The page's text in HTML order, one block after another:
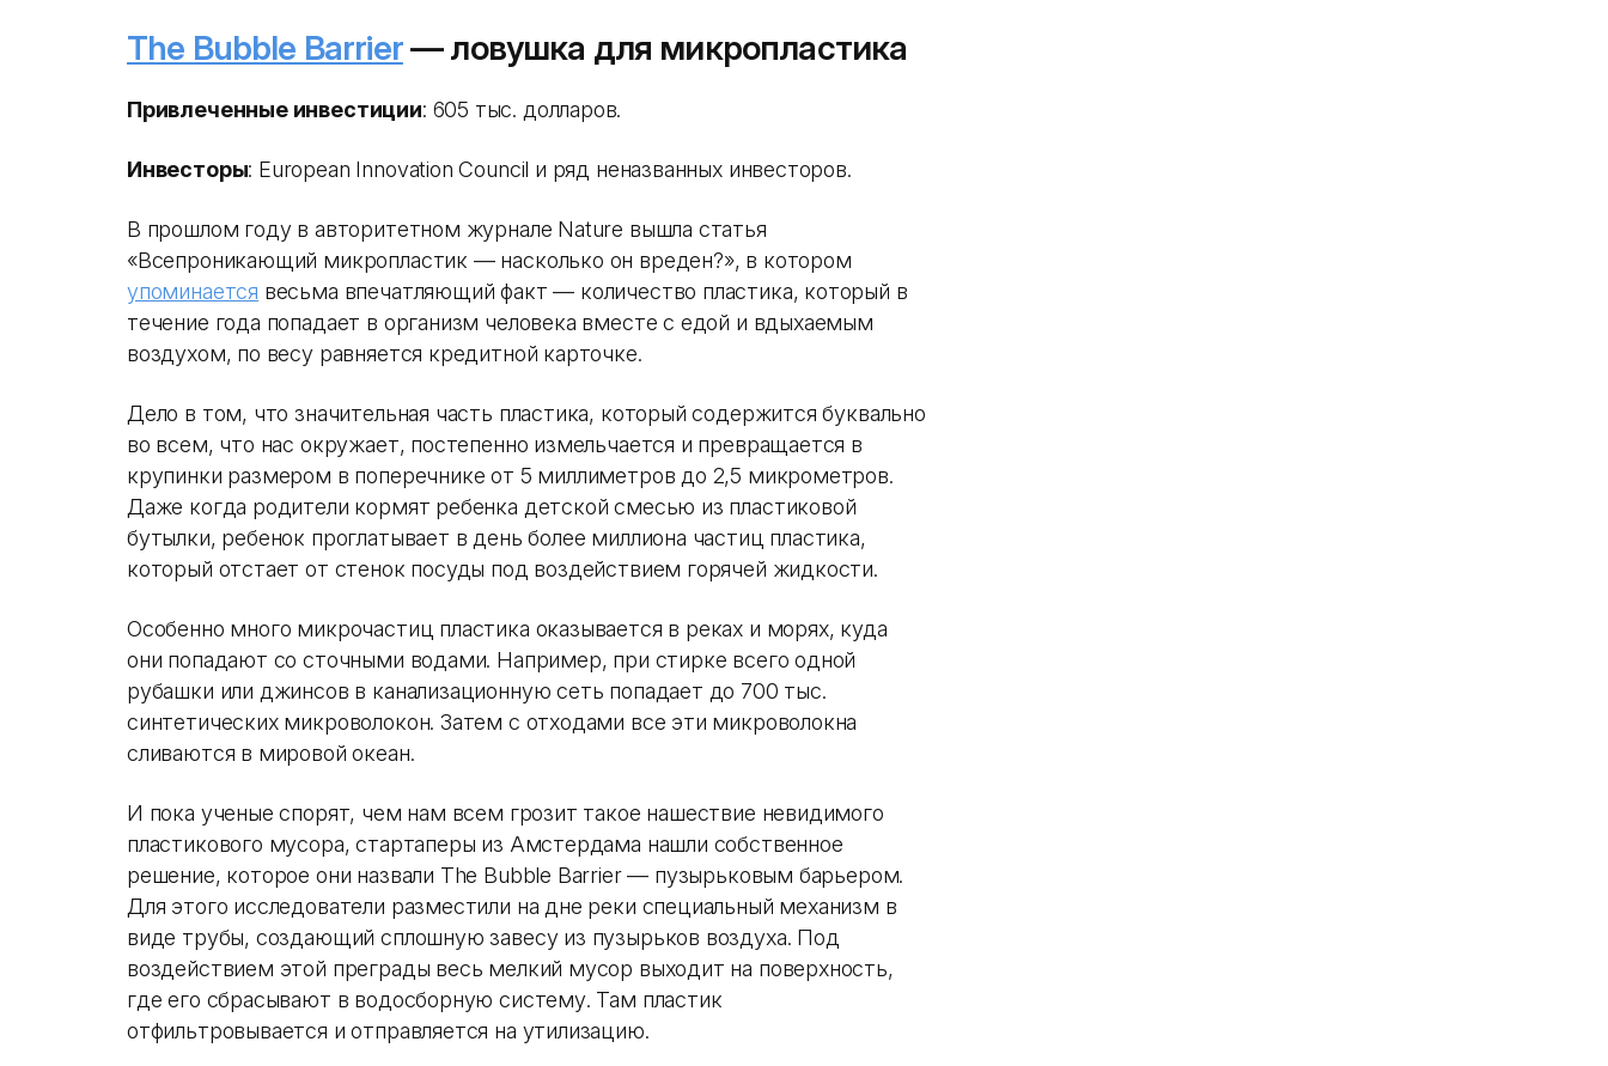
The Bubble Barrier— ловушка для микропластика
Привлеченные инвестиции: 605 тыс. долларов.
Инвесторы: European Innovation Council и ряд неназванных инвесторов.
В прошлом году в авторитетном журнале Nature вышла статья
«Всепроникающий микропластик — насколько он вреден?», в котором
упоминается весьма впечатляющий факт — количество пластика, который в
течение года попадает в организм человека вместе с едой и вдыхаемым
воздухом, по весу равняется кредитной карточке.
Дело в том, что значительная часть пластика, который содержится буквально
во всем, что нас окружает, постепенно измельчается и превращается в
крупинки размером в поперечнике от 5 миллиметров до 2,5 микрометров.
Даже когда родители кормят ребенка детской смесью из пластиковой
бутылки, ребенок проглатывает в день более миллиона частиц пластика,
который отстает от стенок посуды под воздействием горячей жидкости.
Особенно много микрочастиц пластика оказывается в реках и морях, куда
они попадают со сточными водами. Например, при стирке всего одной
рубашки или джинсов в канализационную сеть попадает до 700 тыс.
синтетических микроволокон. Затем с отходами все эти микроволокна
сливаются в мировой океан.
И пока ученые спорят, чем нам всем грозит такое нашествие невидимого
пластикового мусора, стартаперы из Амстердама нашли собственное
решение, которое они назвали The Bubble Barrier — пузырьковым барьером.
Для этого исследователи разместили на дне реки специальный механизм в
виде трубы, создающий сплошную завесу из пузырьков воздуха. Под
воздействием этой преграды весь мелкий мусор выходит на поверхность,
где его сбрасывают в водосборную систему. Там пластик
отфильтровывается и отправляется на утилизацию.